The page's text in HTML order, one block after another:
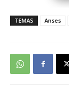
TEMAS Anses